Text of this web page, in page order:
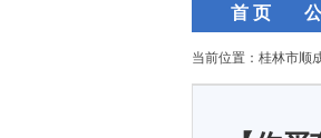
首 页
当前位置： 桂林市顺